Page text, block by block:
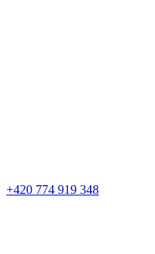
+420 774 919 348